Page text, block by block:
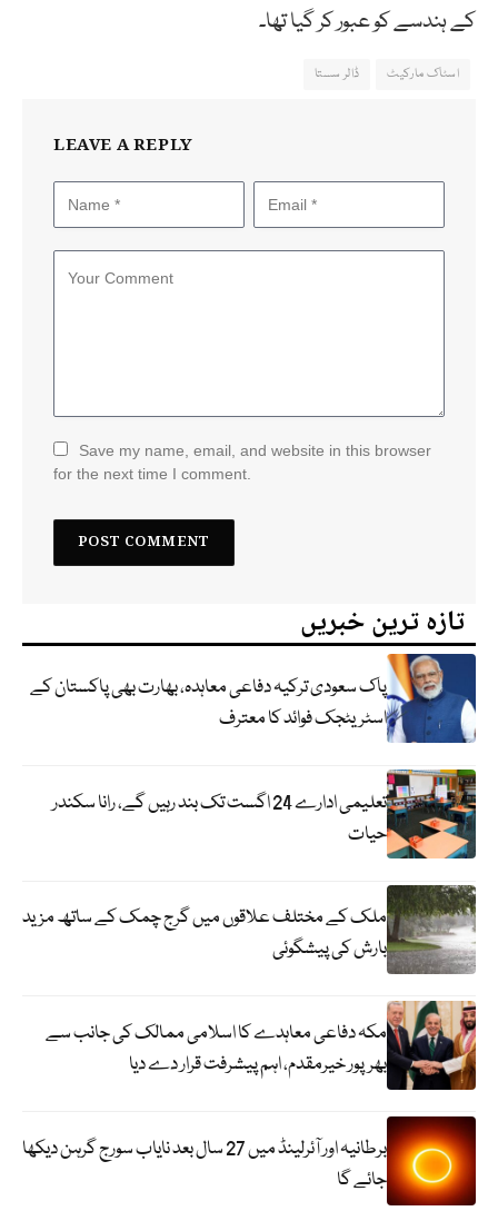
کے ہندسے کو عبور کر گیا تھا۔
اسٹاک مارکیٹ ڈالر سستا
LEAVE A REPLY
Save my name, email, and website in this browser
for the next time I comment.
تازہ ترین خبریں
پاک سعودی ترکیہ دفاعی معاہدہ، بھارت بھی پاکستان کے
اسٹریٹجک فوائد کا معترف
تعلیمی ادارے 24 اگست تک بند رہیں گے، رانا سکندر
حیات
ملک کے مختلف علاقوں میں گرج چمک کے ساتھ مزید
بارش کی پیشگوئی
مکہ دفاعی معاہدے کا اسلامی ممالک کی جانب سے
بھرپور خیرمقدم، اہم پیشرفت قرار دے دیا
برطانیہ اور آئرلینڈ میں 27 سال بعد نایاب سورج گرہن دیکھا
جائے گا